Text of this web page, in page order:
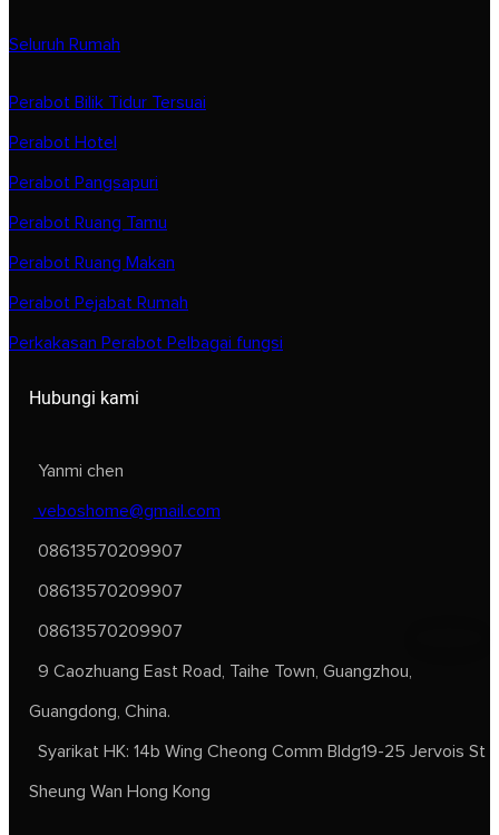
Seluruh Rumah
Perabot Bilik Tidur Tersuai
Perabot Hotel
Perabot Pangsapuri
Perabot Ruang Tamu
Perabot Ruang Makan
Perabot Pejabat Rumah
Perkakasan Perabot Pelbagai fungsi
Hubungi kami
Yanmi chen
veboshome@gmail.com
08613570209907
08613570209907
08613570209907
9 Caozhuang East Road, Taihe Town, Guangzhou,
Guangdong, China.
Syarikat HK: 14b Wing Cheong Comm Bldg19-25 Jervois St
Sheung Wan Hong Kong